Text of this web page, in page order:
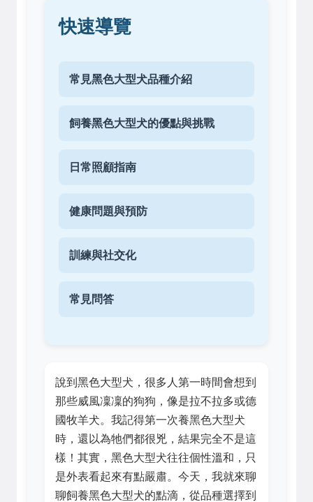
快速導覽
常見黑色大型犬品種介紹
飼養黑色大型犬的優點與挑戰
日常照顧指南
健康問題與預防
訓練與社交化
常見問答
說到黑色大型犬，很多人第一時間會想到
那些威風凜凜的狗狗，像是拉不拉多或德
國牧羊犬。我記得第一次養黑色大型犬
時，還以為牠們都很兇，結果完全不是這
樣！其實，黑色大型犬往往個性溫和，只
是外表看起來有點嚴肅。今天，我就來聊
聊飼養黑色大型犬的點滴，從品種選擇到